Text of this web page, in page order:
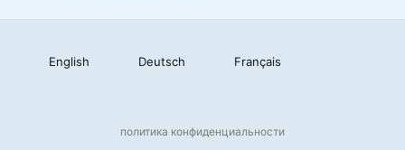
English Deutsch Français
политика конфиденциальности